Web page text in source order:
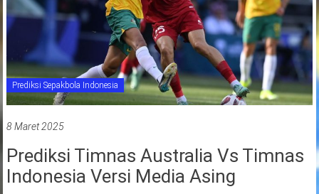
Prediksi Sepakbola Indonesia
8 Maret 2025
Prediksi Timnas Australia Vs Timnas
Indonesia Versi Media Asing